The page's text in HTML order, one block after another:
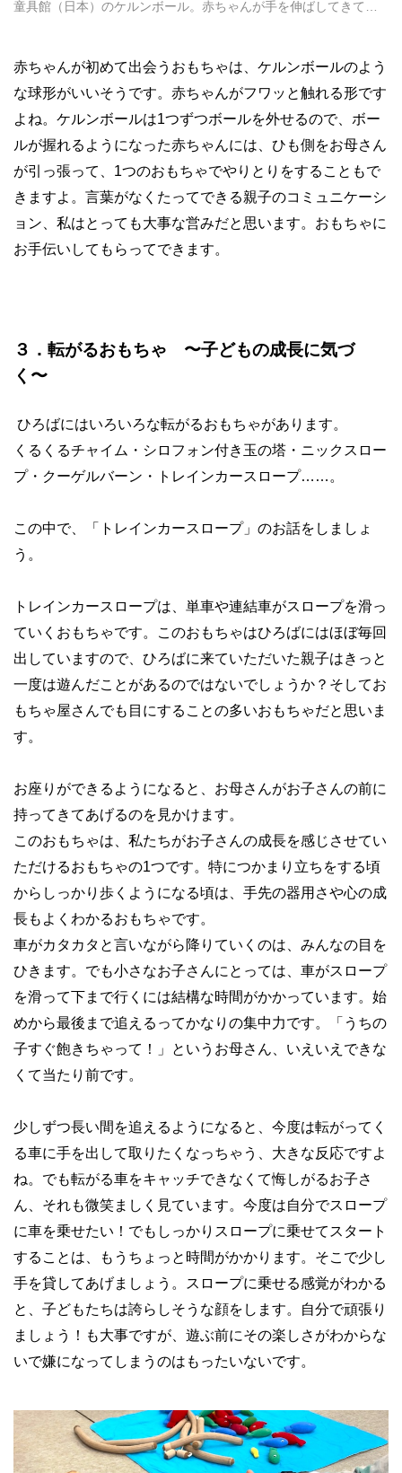
童具館（日本）のケルンボール。赤ちゃんが手を伸ばしてきて…
赤ちゃんが初めて出会うおもちゃは、ケルンボールのよう
な球形がいいそうです。赤ちゃんがフワッと触れる形です
よね。ケルンボールは1つずつボールを外せるので、ボー
ルが握れるようになった赤ちゃんには、ひも側をお母さん
が引っ張って、1つのおもちゃでやりとりをすることもで
きますよ。言葉がなくたってできる親子のコミュニケーシ
ョン、私はとっても大事な営みだと思います。おもちゃに
お手伝いしてもらってできます。
３．転がるおもちゃ 〜子どもの成長に気づ
く〜
ひろばにはいろいろな転がるおもちゃがあります。
くるくるチャイム・シロフォン付き玉の塔・ニックスロー
プ・クーゲルバーン・トレインカースロープ……。
この中で、「トレインカースロープ」のお話をしましょ
う。
トレインカースロープは、単車や連結車がスロープを滑っ
ていくおもちゃです。このおもちゃはひろばにはほぼ毎回
出していますので、ひろばに来ていただいた親子はきっと
一度は遊んだことがあるのではないでしょうか？そしてお
もちゃ屋さんでも目にすることの多いおもちゃだと思いま
す。
お座りができるようになると、お母さんがお子さんの前に
持ってきてあげるのを見かけます。
このおもちゃは、私たちがお子さんの成長を感じさせてい
ただけるおもちゃの1つです。特につかまり立ちをする頃
からしっかり歩くようになる頃は、手先の器用さや心の成
長もよくわかるおもちゃです。
車がカタカタと言いながら降りていくのは、みんなの目を
ひきます。でも小さなお子さんにとっては、車がスロープ
を滑って下まで行くには結構な時間がかかっています。始
めから最後まで追えるってかなりの集中力です。「うちの
子すぐ飽きちゃって！」というお母さん、いえいえできな
くて当たり前です。
少しずつ長い間を追えるようになると、今度は転がってく
る車に手を出して取りたくなっちゃう、大きな反応ですよ
ね。でも転がる車をキャッチできなくて悔しがるお子さ
ん、それも微笑ましく見ています。今度は自分でスロープ
に車を乗せたい！でもしっかりスロープに乗せてスタート
することは、もうちょっと時間がかかります。そこで少し
手を貸してあげましょう。スロープに乗せる感覚がわかる
と、子どもたちは誇らしそうな顔をします。自分で頑張り
ましょう！も大事ですが、遊ぶ前にその楽しさがわからな
いで嫌になってしまうのはもったいないです。